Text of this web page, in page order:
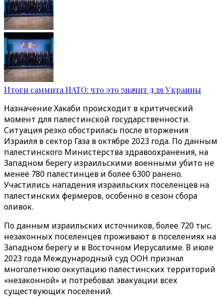
Итоги саммита НАТО: что это значит для Украины
Назначение Хакаби происходит в критический
момент для палестинской государственности.
Ситуация резко обострилась после вторжения
Израиля в сектор Газа в октябре 2023 года. По данным
палестинского Министерства здравоохранения, на
Западном берегу израильскими военными убито не
менее 780 палестинцев и более 6300 ранено.
Участились нападения израильских поселенцев на
палестинских фермеров, особенно в сезон сбора
оливок.
По данным израильских источников, более 720 тыс.
незаконных поселенцев проживают в поселениях на
Западном берегу и в Восточном Иерусалиме. В июле
2023 года Международный суд ООН признал
многолетнюю оккупацию палестинских территорий
«незаконной» и потребовал эвакуации всех
существующих поселений.